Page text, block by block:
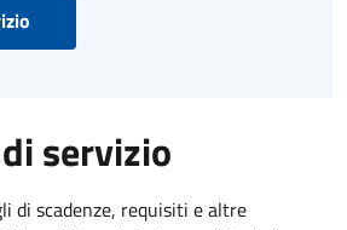
servizio
di scadenze, requisiti e altre